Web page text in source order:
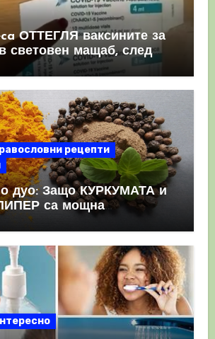
ОТТЕГЛЯ ваксините за
световен мащаб, след
че те причиняват
рецепти
дуо: Защо КУРКУМАТА и
са мощна